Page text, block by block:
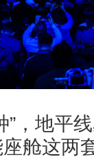
”，地平
舱这两